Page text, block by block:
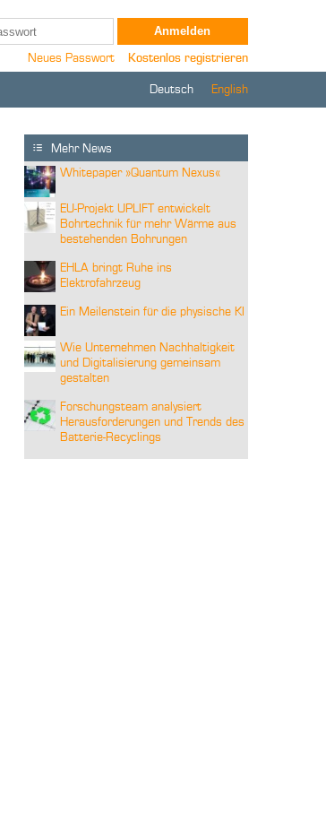
Neues Passwort Kostenlos registrieren
Deutsch English
Mehr News
Whitepaper »Quantum Nexus«
EU-Projekt UPLIFT entwickelt
Bohrtechnik für mehr Wärme aus
bestehenden Bohrungen
EHLA bringt Ruhe ins
Elektrofahrzeug
Ein Meilenstein für die physische KI
Wie Unternehmen Nachhaltigkeit
und Digitalisierung gemeinsam
gestalten
Forschungsteam analysiert
Herausforderungen und Trends des
Batterie-Recyclings